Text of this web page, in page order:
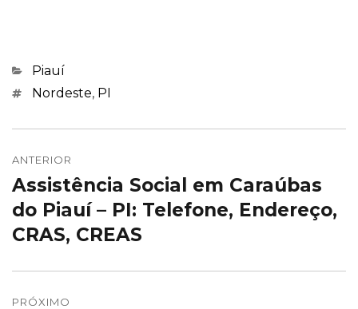
Categorias
Piauí
Marcações
Nordeste, PI
de
Post
ANTERIOR
Post
anterior:
Assistência Social em Caraúbas
do Piauí – PI: Telefone, Endereço,
CRAS, CREAS
PRÓXIMO